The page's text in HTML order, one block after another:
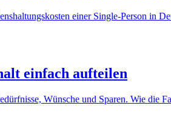
einer Single-Person in
einfach aufteilen
Wünsche und Sparen. Wie die